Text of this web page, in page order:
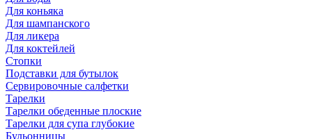
Для коньяка
Для шампанского
Для ликера
Для коктейлей
Стопки
Подставки для бутылок
Сервировочные салфетки
Тарелки
Тарелки обеденные плоские
Тарелки для супа глубокие
Бульонницы